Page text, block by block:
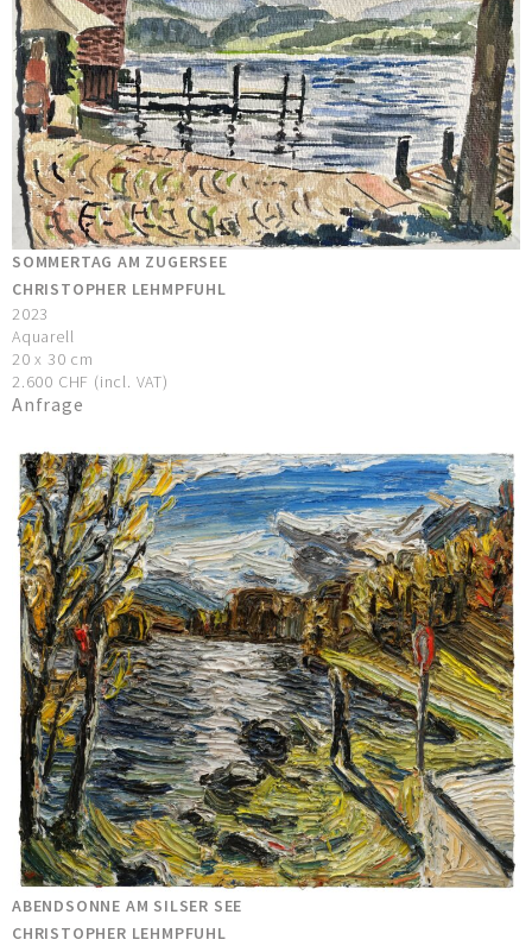
SOMMERTAG AM ZUGERSEE
CHRISTOPHER LEHMPFUHL
2023
Aquarell
20 x 30 cm
2.600 CHF (incl. VAT)
Anfrage
ABENDSONNE AM SILSER SEE
CHRISTOPHER LEHMPFUHL